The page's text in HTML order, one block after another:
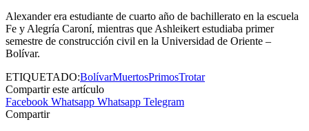
Alexander era estudiante de cuarto año de bachillerato en la escuela
Fe y Alegría Caroní, mientras que Ashleikert estudiaba primer
semestre de construcción civil en la Universidad de Oriente –
Bolívar.
ETIQUETADO:BolívarMuertosPrimosTrotar
Compartir este artículo
Facebook Whatsapp Whatsapp Telegram
Compartir